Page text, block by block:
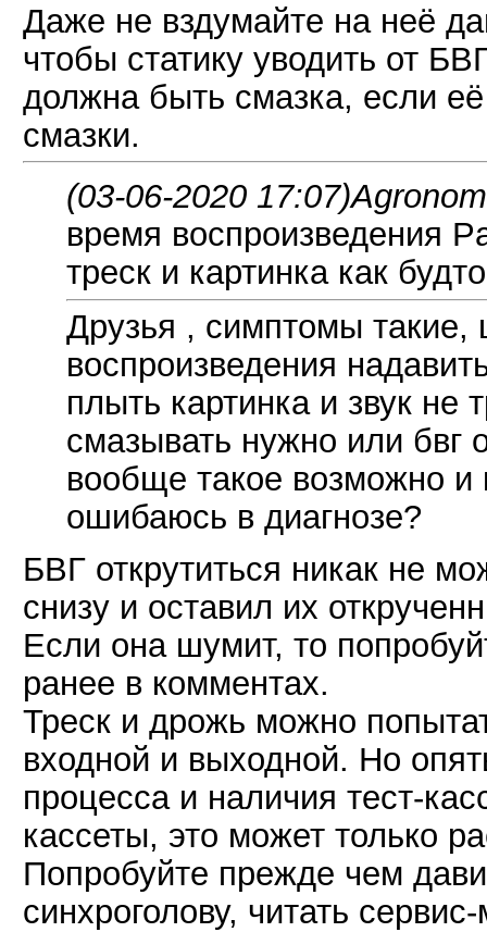
Даже не вздумайте на неё
чтобы статику уводить от
должна быть смазка, если её
смазки.
(03-06-2020 17:07)
время воспроизведения
треск и картинка как
Друзья , симптомы такие,
воспроизведения
плыть картинка и звук не
смазывать нужно или бвг
вообще такое возможно и
ошибаюсь в диагнозе?
БВГ открутиться никак не
снизу и оставил их
Если она шумит, то
ранее в комментах.
Треск и дрожь можно
входной и выходной. Но
процесса и наличия тест-
кассеты, это может только
Попробуйте прежде чем
синхроголову, читать